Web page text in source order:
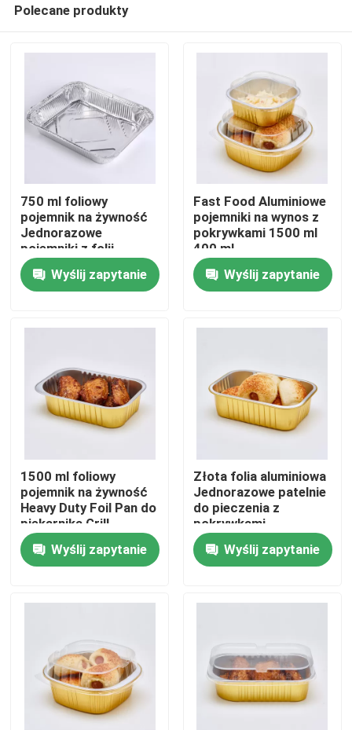
Dom
Pokaz VR
O nas
Wycieczka po fabryce
Kontrola jakości
Sprawy
Plastikowy kubek jednorazowy
Polecane produkty
750 ml foliowy
pojemnik na żywność
Jednorazowe
pojemniki z folii
aluminiowej na wynos
Wyślij zapytanie
Fast Food Aluminiowe
pojemniki na wynos z
pokrywkami 1500 ml
400 ml
Wyślij zapytanie
1500 ml foliowy
pojemnik na żywność
Heavy Duty Foil Pan do
piekarnika Grill
Gotowanie w kuchence
mikrofalowej
Pieczenie
Wyślij zapytanie
Złota folia aluminiowa
Jednorazowe patelnie
do pieczenia z
pokrywkami
Wyślij zapytanie